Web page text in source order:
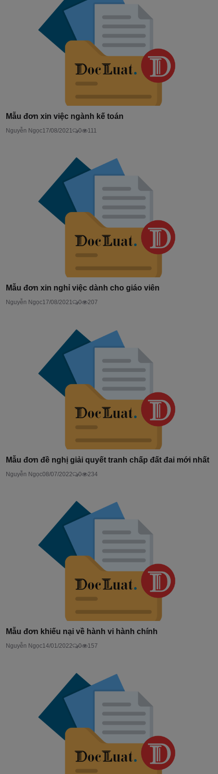
Mẫu đơn xin việc ngành kế toán
Nguyễn Ngọc17/08/2021 0 111
Mẫu đơn xin nghỉ việc dành cho giáo viên
Nguyễn Ngọc17/08/2021 0 207
Mẫu đơn đề nghị giải quyết tranh chấp đất đai mới nhất
Nguyễn Ngọc08/07/2022 0 234
Mẫu đơn khiếu nại về hành vi hành chính
Nguyễn Ngọc14/01/2022 0 157